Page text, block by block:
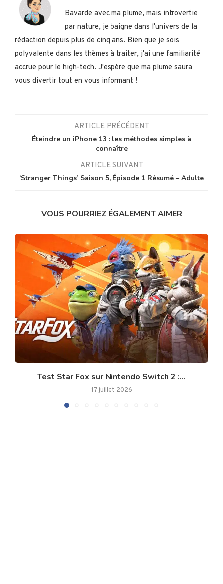
Bavarde avec ma plume, mais introvertie
par nature, je baigne dans l'univers de la
rédaction depuis plus de cinq ans. Bien que je sois
polyvalente dans les thèmes à traiter, j'ai une familiarité
accrue pour le high-tech. J'espère que ma plume saura
vous divertir tout en vous informant !
ARTICLE PRÉCÉDENT
Éteindre un iPhone 13 : les méthodes simples à
connaître
ARTICLE SUIVANT
‘Stranger Things’ Saison 5, Épisode 1 Résumé – Adulte
VOUS POURRIEZ ÉGALEMENT AIMER
Test Star Fox sur Nintendo Switch 2 :...
17 juillet 2026